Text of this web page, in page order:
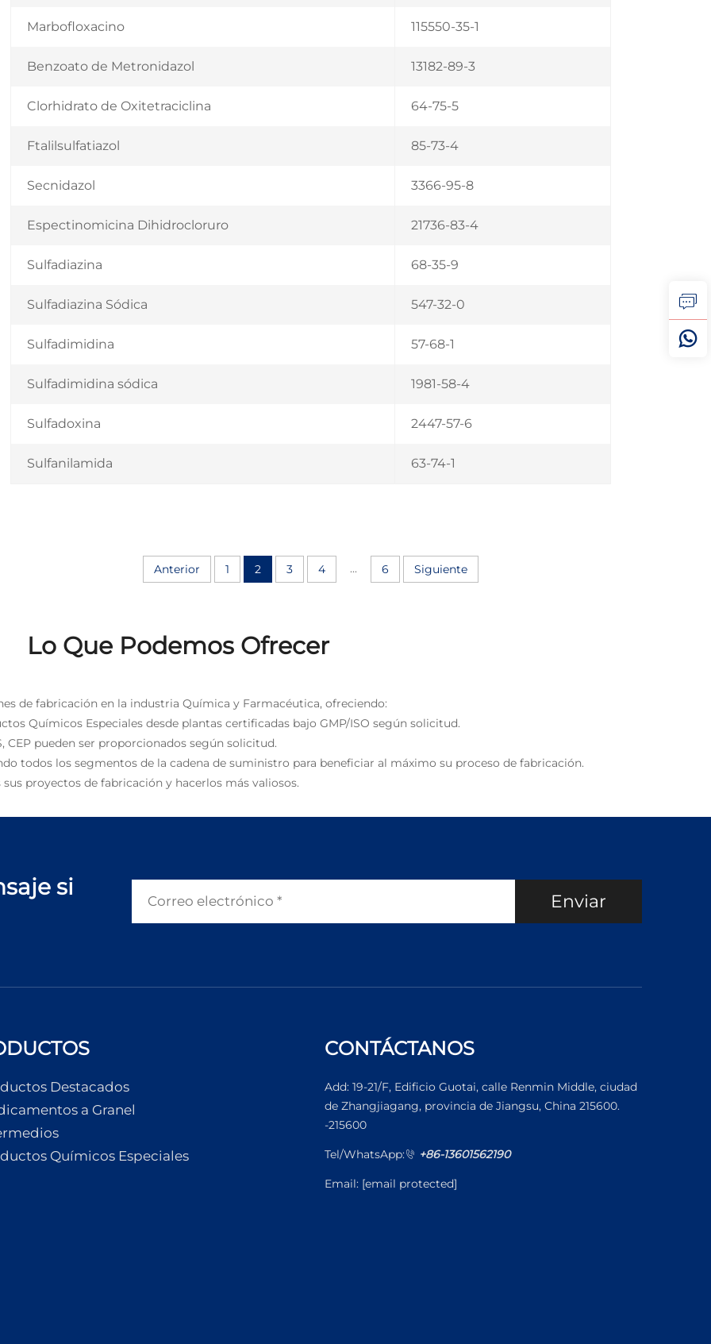
Marbofloxacino 115550-35-1
Benzoato de Metronidazol 13182-89-3
Clorhidrato de Oxitetraciclina 64-75-5
Ftalilsulfatiazol 85-73-4
Secnidazol 3366-95-8
Espectinomicina Dihidrocloruro 21736-83-4
Sulfadiazina 68-35-9
Sulfadiazina Sódica 547-32-0
Sulfadimidina 57-68-1
Sulfadimidina sódica 1981-58-4
Sulfadoxina 2447-57-6
Sulfanilamida 63-74-1
Anterior 1 2 3 4 ... 6 Siguiente
Lo Que Podemos Ofrecer
de fabricación en la industria Química y Farmacéutica, ofreciendo:
Químicos Especiales desde plantas certificadas bajo GMP/ISO según solicitud.
CEP pueden ser proporcionados según solicitud.
todos los segmentos de la cadena de suministro para beneficiar al máximo su proceso de fabricación.
proyectos de fabricación y hacerlos más valiosos.
si
Enviar
Destacados
a Granel
Químicos Especiales
CONTÁCTANOS
Add: 19-21/F, Edificio Guotai, calle Renmin Middle, ciudad
de Zhangjiagang, provincia de Jiangsu, China 215600.
-215600
Tel/WhatsApp: +86-13601562190
Email: [email protected]